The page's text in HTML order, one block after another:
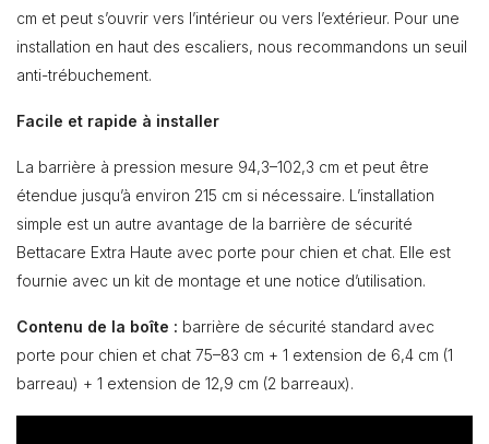
cm et peut s’ouvrir vers l’intérieur ou vers l’extérieur. Pour une
installation en haut des escaliers, nous recommandons un seuil
anti-trébuchement.
Facile et rapide à installer
La barrière à pression mesure 94,3–102,3 cm et peut être
étendue jusqu’à environ 215 cm si nécessaire. L’installation
simple est un autre avantage de la barrière de sécurité
Bettacare Extra Haute avec porte pour chien et chat. Elle est
fournie avec un kit de montage et une notice d’utilisation.
Contenu de la boîte : barrière de sécurité standard avec
porte pour chien et chat 75–83 cm + 1 extension de 6,4 cm (1
barreau) + 1 extension de 12,9 cm (2 barreaux).